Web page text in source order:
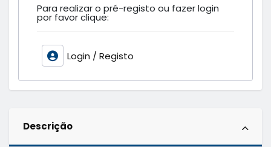
Para realizar o pré-registo ou fazer login
por favor clique:
Login / Registo
Descrição